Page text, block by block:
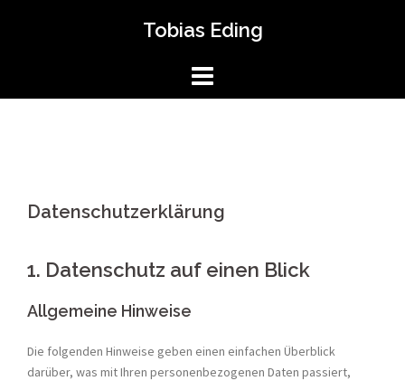
Tobias Eding
Datenschutzerklärung
1. Datenschutz auf einen Blick
Allgemeine Hinweise
Die folgenden Hinweise geben einen einfachen Überblick
darüber, was mit Ihren personenbezogenen Daten passiert,